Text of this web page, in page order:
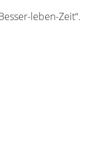
leben-Zeit“.